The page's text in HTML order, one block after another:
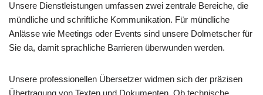
Unsere Dienstleistungen umfassen zwei zentrale Bereiche, die
mündliche und schriftliche Kommunikation. Für mündliche
Anlässe wie Meetings oder Events sind unsere Dolmetscher für
Sie da, damit sprachliche Barrieren überwunden werden.
Unsere professionellen Übersetzer widmen sich der präzisen